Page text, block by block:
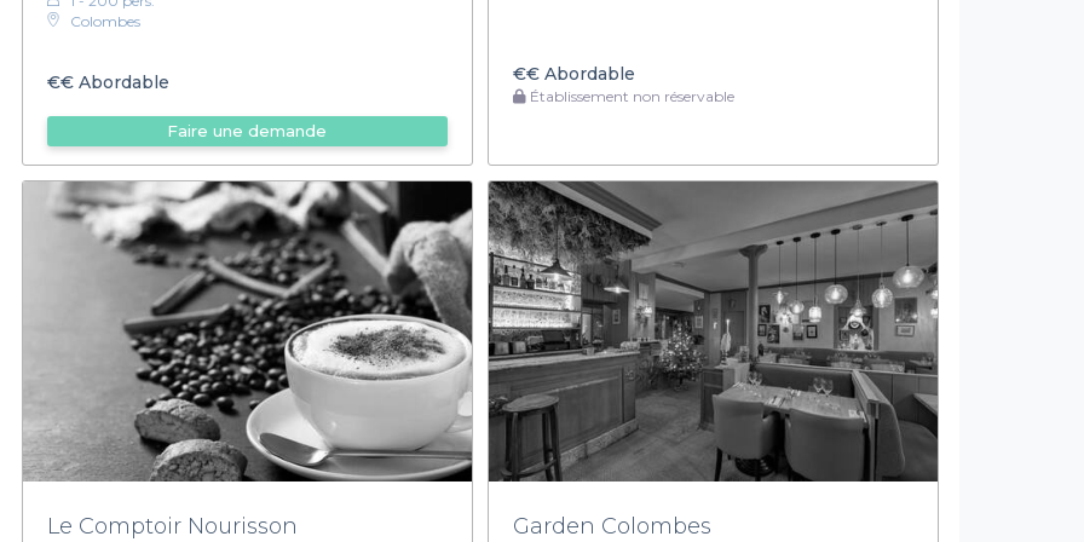
événement mémorable. Explorez nos différentes options et réservez votre lieu parfait en quelques clics
établissements, que vous recherchiez un endroit sur le boulevard de
Colombes
€€ Abordable
Faire une demande
€€Abordable
Établissement non réservable
Le Comptoir Nourisson Garden Colombes